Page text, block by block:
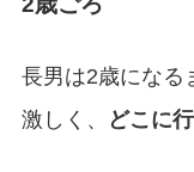
長男は2歳になる
激しく、
どこに